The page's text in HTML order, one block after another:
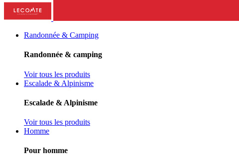
Randonnée & Camping
Randonnée & camping
Voir tous les produits
Escalade & Alpinisme
Escalade & Alpinisme
Voir tous les produits
Homme
Pour homme